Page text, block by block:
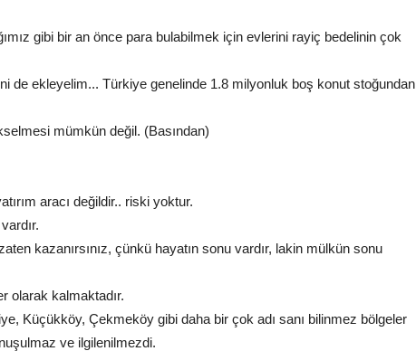
gibi bir an önce para bulabilmek için evlerini rayiç bedelinin çok
de ekleyelim... Türkiye genelinde 1.8 milyonluk boş konut stoğundan
mümkün değil. (Basından)
aracı değildir.. riski yoktur.
kazanırsınız, çünkü hayatın sonu vardır, lakin mülkün sonu
olarak kalmaktadır.
Küçükköy, Çekmeköy gibi daha bir çok adı sanı bilinmez bölgeler
ve ilgilenilmezdi.